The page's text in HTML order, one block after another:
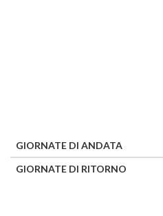
GIORNATE DI ANDATA
GIORNATE DI RITORNO